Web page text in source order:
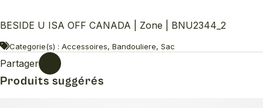
BESIDE U ISA OFF CANADA | Zone | BNU2344_2
Categorie(s) : Accessoires, Bandouliere, Sac
Partager
Produits suggérés